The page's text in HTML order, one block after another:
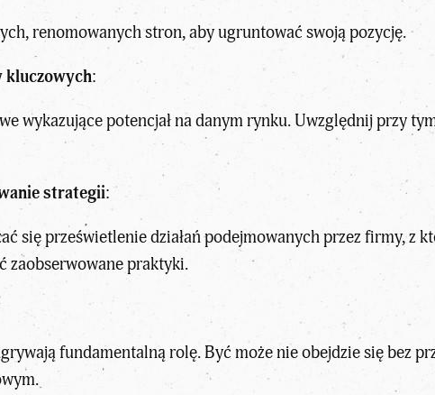
renomowanych stron, aby ugruntować swoją pozycję.
kluczowych:
wykazujące potencjał na danym rynku. Uwzględnij przy
strategii:
się prześwietlenie działań podejmowanych przez firmy, z
zaobserwowane praktyki.
fundamentalną rolę. Być może nie obejdzie się bez